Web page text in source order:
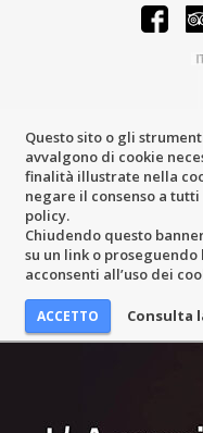
Questo sito o gli
avvalgono di cookie
finalità illustrate nella
negare il consenso a
policy.
Chiudendo questo
su un link o
acconsenti all’uso dei
Consulta